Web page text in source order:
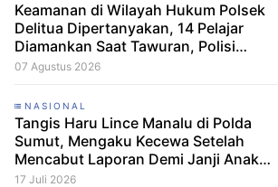
Keamanan di Wilayah Hukum Polsek
Delitua Dipertanyakan, 14 Pelajar
Diamankan Saat Tawuran, Polisi
Pastikan Tak Ada Tersangka
07 Agustus 2026
NASIONAL
Tangis Haru Lince Manalu di Polda
Sumut, Mengaku Kecewa Setelah
Mencabut Laporan Demi Janji Anak
Dibebaskan
17 Juli 2026